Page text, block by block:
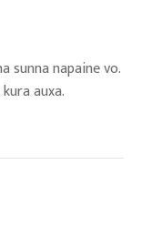
sunna napaine vo.
auxa.